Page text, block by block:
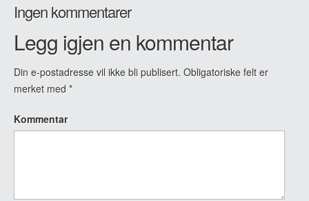
Ingen kommentarer
Legg igjen en kommentar
Din e-postadresse vil ikke bli publisert. Obligatoriske felt er
merket med *
Kommentar